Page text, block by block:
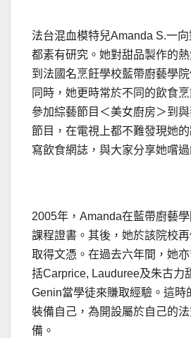
法台混血模特兒Amanda S.一
都素有研究。她對甜品製作的
到法國名烹飪學校藍帶廚藝學
同時，她更時常於不同的飲食
參加綜藝節目＜美女廚房＞到
節目，在電視上都不難發現她
寫飲食網誌，與大家分享她嚐
2005年，Amanda在藍帶廚藝
課程證書。其後，她於該院校
取得文憑。在過去六年間，她
括Carprice, Lauduree及朱古力
Genin當學徒來賺取經驗。這時
裝備自己，為開設屬於自己的
備。